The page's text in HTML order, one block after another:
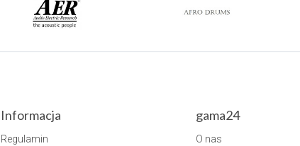
Informacja
Regulamin
gama24
O nas